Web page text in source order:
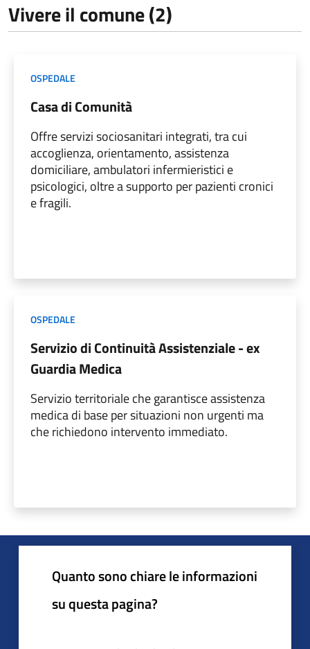
Vivere il comune (2)
OSPEDALE
Casa di Comunità
Offre servizi sociosanitari integrati, tra cui
accoglienza, orientamento, assistenza
domiciliare, ambulatori infermieristici e
psicologici, oltre a supporto per pazienti cronici
e fragili.
OSPEDALE
Servizio di Continuità Assistenziale - ex
Guardia Medica
Servizio territoriale che garantisce assistenza
medica di base per situazioni non urgenti ma
che richiedono intervento immediato.
Quanto sono chiare le informazioni
su questa pagina?